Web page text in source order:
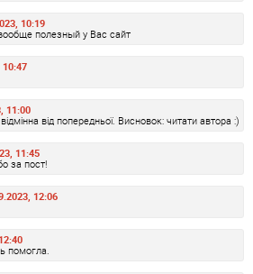
10:19
полезный у Вас сайт
10:47
11:00
від попередньої. Висновок: читати автора :)
11:45
за пост!
12:06
помогла.